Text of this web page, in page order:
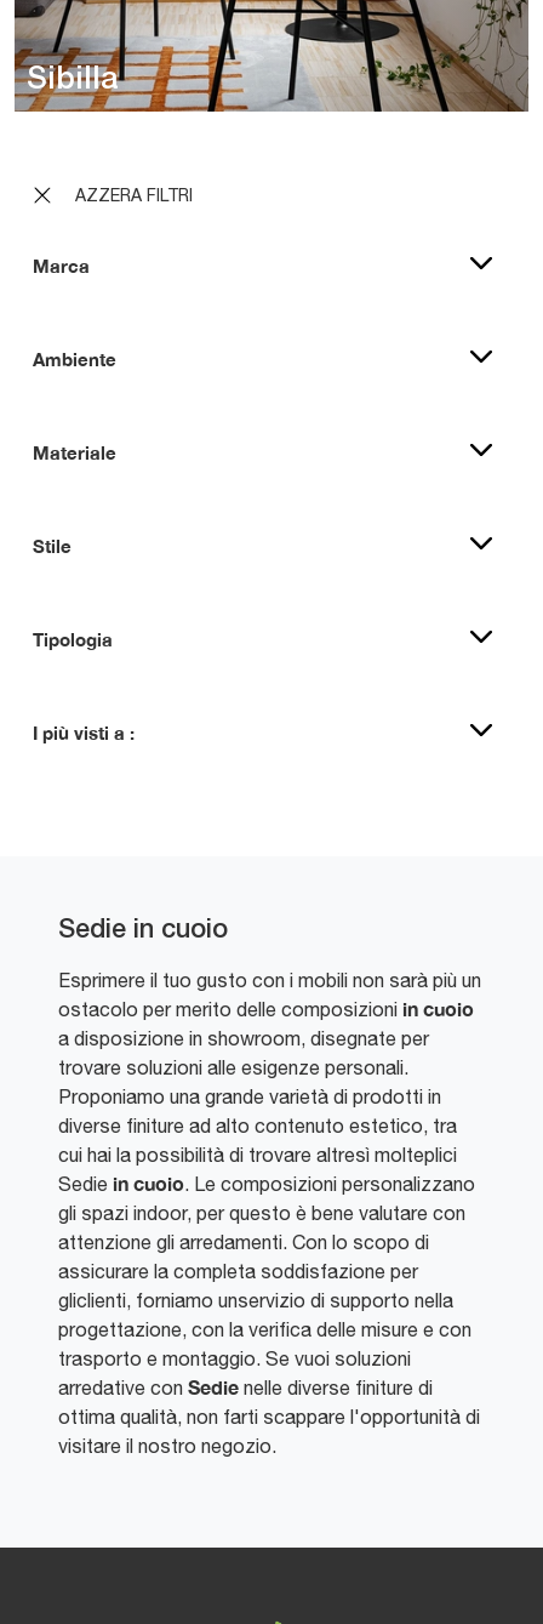
AZZERA FILTRI
Marca
Ambiente
Materiale
Stile
Tipologia
I più visti a :
Sibilla
Sedie in cuoio
Esprimere il tuo gusto con i mobili non sarà più un
ostacolo per merito delle composizioni in cuoio
a disposizione in showroom, disegnate per
trovare soluzioni alle esigenze personali.
Proponiamo una grande varietà di prodotti in
diverse finiture ad alto contenuto estetico, tra
cui hai la possibilità di trovare altresì molteplici
Sedie in cuoio. Le composizioni personalizzano
gli spazi indoor, per questo è bene valutare con
attenzione gli arredamenti. Con lo scopo di
assicurare la completa soddisfazione per
gliclienti, forniamo unservizio di supporto nella
progettazione, con la verifica delle misure e con
trasporto e montaggio. Se vuoi soluzioni
arredative con Sedie nelle diverse finiture di
ottima qualità, non farti scappare l'opportunità di
visitare il nostro negozio.